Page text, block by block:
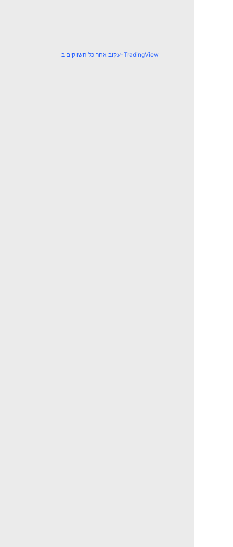
עקוב אחר כל השווקים ב-TradingView